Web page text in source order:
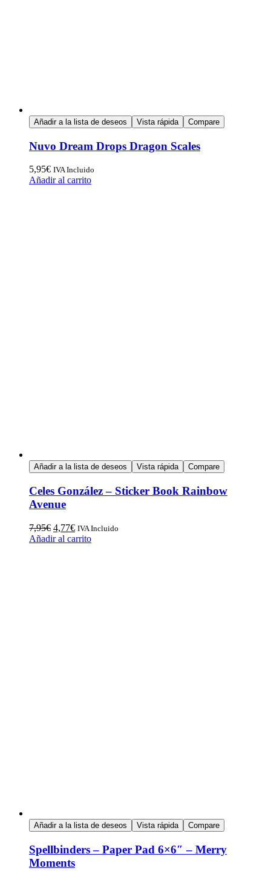
Añadir a la lista de deseos Vista rápida Compare
Nuvo Dream Drops Dragon Scales
5,95€ IVA Incluido
Añadir al carrito
Añadir a la lista de deseos Vista rápida Compare
Celes González – Sticker Book Rainbow
Avenue
7,95€ 4,77€ IVA Incluido
Añadir al carrito
Añadir a la lista de deseos Vista rápida Compare
Spellbinders – Paper Pad 6×6″ – Merry
Moments